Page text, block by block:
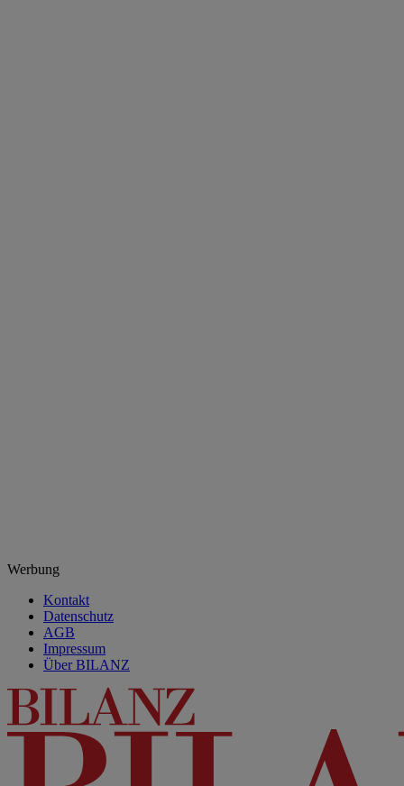
Werbung
Kontakt
Datenschutz
AGB
Impressum
Über BILANZ